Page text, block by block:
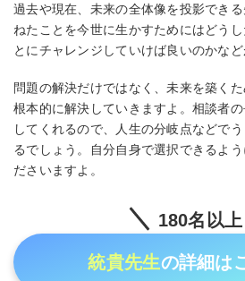
過去や現在、未来の全体像を投影でき
ねたことを今世に生かすためにはどう
とにチャレンジしていけば良いのかなど
問題の解決だけではなく、未来を築く
根本的に解決していきますよ。相談者
してくれるので、人生の分岐点などで
るでしょう。自分自身で選択できるよ
ださいますよ。
180名以上
統貴先生の詳細は